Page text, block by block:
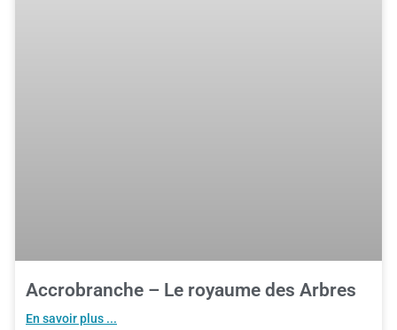
Accrobranche – Le royaume des Arbres
En savoir plus ...